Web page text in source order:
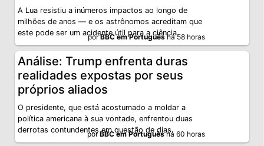
A Lua resistiu a inúmeros impactos ao longo de
milhões de anos — e os astrônomos acreditam que
este pode ser um acidente útil para a ciência.
porBBC em Portuguêshá 58 horas
Análise: Trump enfrenta duras
realidades expostas por seus
próprios aliados
O presidente, que está acostumado a moldar a
política americana à sua vontade, enfrentou duas
derrotas contundentes em questão de dias.
porBBC em Portuguêshá 60 horas